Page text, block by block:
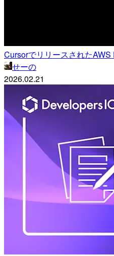
Cursorでリリースされた
せーの
2026.02.21